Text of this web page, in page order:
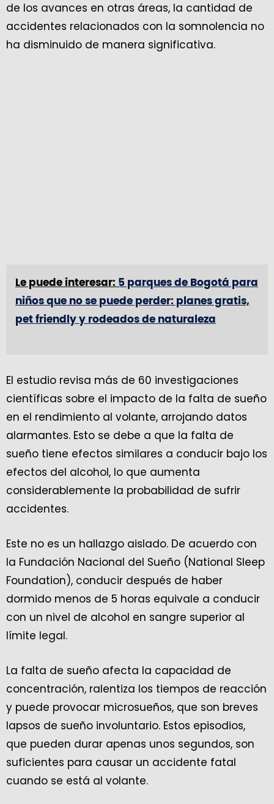
de los avances en otras áreas, la cantidad de
accidentes relacionados con la somnolencia no
ha disminuido de manera significativa.
Le puede interesar: 5 parques de Bogotá para
niños que no se puede perder: planes gratis,
pet friendly y rodeados de naturaleza
El estudio revisa más de 60 investigaciones
científicas sobre el impacto de la falta de sueño
en el rendimiento al volante, arrojando datos
alarmantes. Esto se debe a que la falta de
sueño tiene efectos similares a conducir bajo los
efectos del alcohol, lo que aumenta
considerablemente la probabilidad de sufrir
accidentes.
Este no es un hallazgo aislado. De acuerdo con
la Fundación Nacional del Sueño (National Sleep
Foundation), conducir después de haber
dormido menos de 5 horas equivale a conducir
con un nivel de alcohol en sangre superior al
límite legal.
La falta de sueño afecta la capacidad de
concentración, ralentiza los tiempos de reacción
y puede provocar microsueños, que son breves
lapsos de sueño involuntario. Estos episodios,
que pueden durar apenas unos segundos, son
suficientes para causar un accidente fatal
cuando se está al volante.